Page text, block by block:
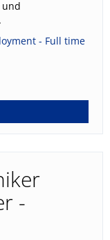
und
- Full time
-